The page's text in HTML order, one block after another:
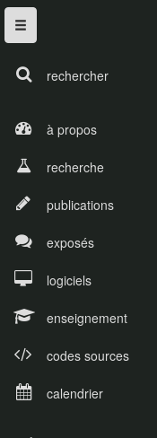
rechercher
à propos
recherche
publications
exposés
logiciels
enseignement
codes sources
calendrier